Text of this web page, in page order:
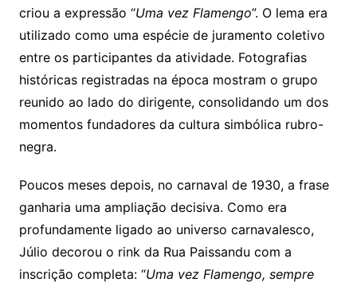
criou a expressão “Uma vez Flamengo”. O lema era
utilizado como uma espécie de juramento coletivo
entre os participantes da atividade. Fotografias
históricas registradas na época mostram o grupo
reunido ao lado do dirigente, consolidando um dos
momentos fundadores da cultura simbólica rubro-
negra.
Poucos meses depois, no carnaval de 1930, a frase
ganharia uma ampliação decisiva. Como era
profundamente ligado ao universo carnavalesco,
Júlio decorou o rink da Rua Paissandu com a
inscrição completa: “Uma vez Flamengo, sempre